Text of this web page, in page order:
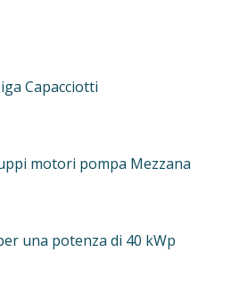
Capacciotti
motori pompa Mezzana
una potenza di 40 kWp